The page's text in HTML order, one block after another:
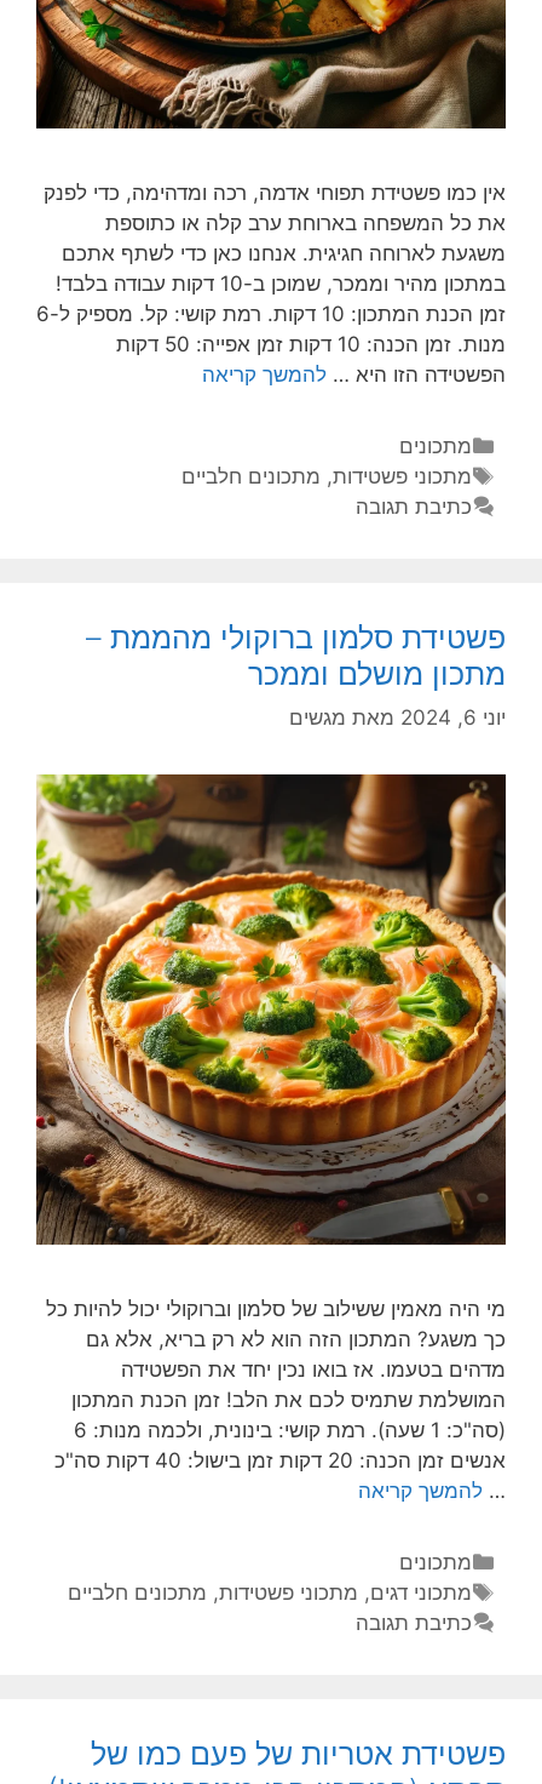
אין כמו פשטידת תפוחי אדמה, רכה ומדהימה, כדי לפנק
את כל המשפחה בארוחת ערב קלה או כתוספת
משגעת לארוחה חגיגית. אנחנו כאן כדי לשתף אתכם
במתכון מהיר וממכר, שמוכן ב-10 דקות עבודה בלבד!
זמן הכנת המתכון: 10 דקות. רמת קושי: קל. מספיק ל-6
מנות. זמן הכנה: 10 דקות זמן אפייה: 50 דקות
הפשטידה הזו היא … להמשך קריאה
מתכונים
מתכוני פשטידות, מתכונים חלביים
כתיבת תגובה
פשטידת סלמון ברוקולי מהממת –
מתכון מושלם וממכר
יוני 6, 2024 מאת מגשים
מי היה מאמין ששילוב של סלמון וברוקולי יכול להיות כל
כך משגע? המתכון הזה הוא לא רק בריא, אלא גם
מדהים בטעמו. אז בואו נכין יחד את הפשטידה
המושלמת שתמיס לכם את הלב! זמן הכנת המתכון
(סה"כ: 1 שעה). רמת קושי: בינונית, ולכמה מנות: 6
אנשים זמן הכנה: 20 דקות זמן בישול: 40 דקות סה"כ
… להמשך קריאה
מתכונים
מתכוני דגים, מתכוני פשטידות, מתכונים חלביים
כתיבת תגובה
פשטידת אטריות של פעם כמו של